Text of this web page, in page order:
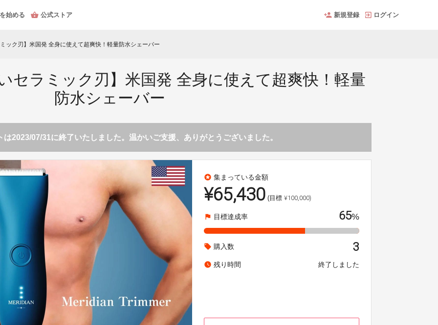
始める 公式ストア 新規登録 ログイン
ック刃】米国発 全身に使えて超爽快！軽量防水シェーバー
セラミック刃】米国発 全身に使えて超爽快！軽量
防水シェーバー
は2023/07/31に終了いたしました。温かいご支援、ありがとうございました。
stars 集まっている金額
¥65,430 (目標 ¥100,000)
flag 目標達成率 65%
local_offer 購入数 3
watch_later 残り時間 終了しました